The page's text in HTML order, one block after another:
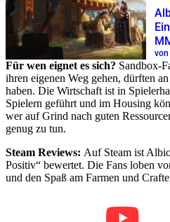
von
Für wen eignet es sich? Sandbox-
ihren eigenen Weg gehen, dürften
haben. Die Wirtschaft ist in
Spielern geführt und im Housing
wer auf Grind nach guten
genug zu tun.
Steam Reviews: Auf Steam ist
Positiv“ bewertet. Die Fans loben
und den Spaß am Farmen und